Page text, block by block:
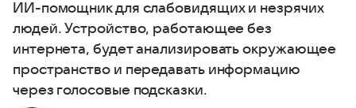
ИИ-помощник для слабовидящих и незрячих
людей. Устройство, работающее без
интернета, будет анализировать окружающее
пространство и передавать информацию
через голосовые подсказки.